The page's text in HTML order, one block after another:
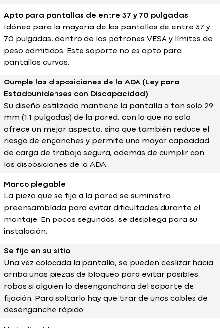
Apto para pantallas de entre 37 y 70 pulgadas
Idóneo para la mayoría de las pantallas de entre 37 y
70 pulgadas, dentro de los patrones VESA y límites de
peso admitidos. Este soporte no es apto para
pantallas curvas.
Cumple las disposiciones de la ADA (Ley para
Estadounidenses con Discapacidad)
Su diseño estilizado mantiene la pantalla a tan solo 29
mm (1,1 pulgadas) de la pared, con lo que no solo
ofrece un mejor aspecto, sino que también reduce el
riesgo de enganches y permite una mayor capacidad
de carga de trabajo segura, además de cumplir con
las disposiciones de la ADA.
Marco plegable
La pieza que se fija a la pared se suministra
preensamblada para evitar dificultades durante el
montaje. En pocos segundos, se despliega para su
instalación.
Se fija en su sitio
Una vez colocada la pantalla, se pueden deslizar hacia
arriba unas piezas de bloqueo para evitar posibles
robos si alguien lo desenganchara del soporte de
fijación. Para soltarlo hay que tirar de unos cables de
desenganche rápido.